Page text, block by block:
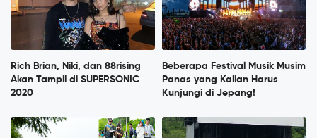
Rich Brian, Niki, dan 88rising
Akan Tampil di SUPERSONIC
2020
Beberapa Festival Musik Musim
Panas yang Kalian Harus
Kunjungi di Jepang!